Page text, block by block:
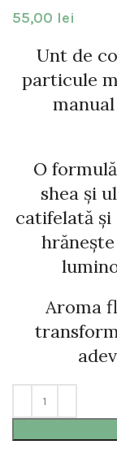
55,00 lei
Unt de
particule
O
shea și
catifelată
Aroma